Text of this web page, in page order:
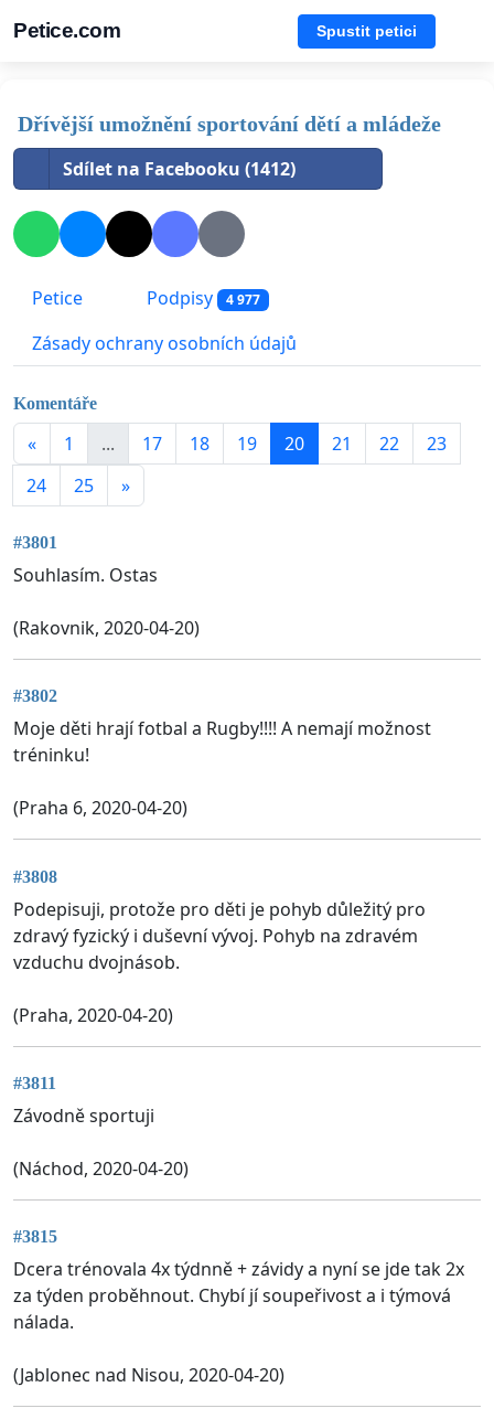
Petice.com Spustit petici
Dřívější umožnění sportování dětí a mládeže
Sdílet na Facebooku (1412)
Petice Podpisy 4 977
Zásady ochrany osobních údajů
Komentáře
« 1 ... 17 18 19 20 21 22
23
24
25 »
#3801
Souhlasím. Ostas
(Rakovnik, 2020-04-20)
#3802
Moje děti hrají fotbal a Rugby!!!! A nemají možnost
tréninku!
(Praha 6, 2020-04-20)
#3808
Podepisuji, protože pro děti je pohyb důležitý pro
zdravý fyzický i duševní vývoj. Pohyb na zdravém
vzduchu dvojnásob.
(Praha, 2020-04-20)
#3811
Závodně sportuji
(Náchod, 2020-04-20)
#3815
Dcera trénovala 4x týdnně + závidy a nyní se jde tak 2x
za týden proběhnout. Chybí jí soupeřivost a i týmová
nálada.
(Jablonec nad Nisou, 2020-04-20)